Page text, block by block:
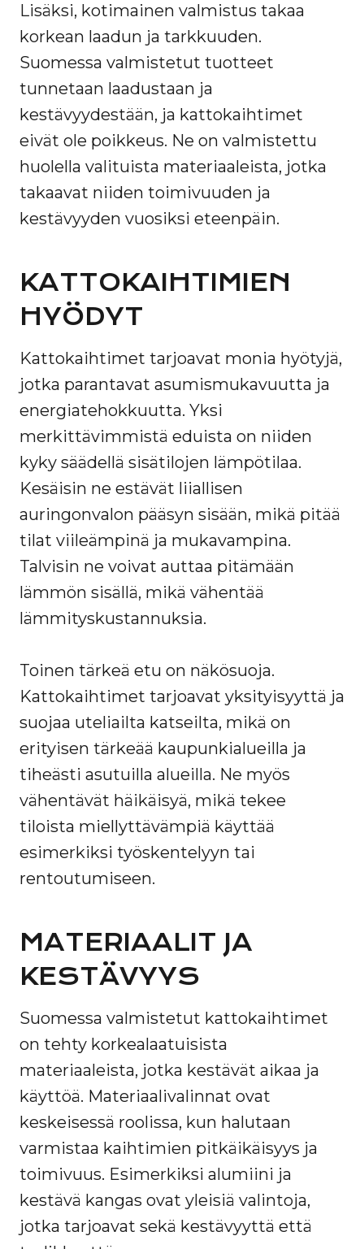
Lisäksi, kotimainen valmistus takaa
korkean laadun ja tarkkuuden.
Suomessa valmistetut tuotteet
tunnetaan laadustaan ja
kestävyydestään, ja kattokaihtimet
eivät ole poikkeus. Ne on valmistettu
huolella valituista materiaaleista, jotka
takaavat niiden toimivuuden ja
kestävyyden vuosiksi eteenpäin.
KATTOKAIHTIMIEN
HYÖDYT
Kattokaihtimet tarjoavat monia hyötyjä,
jotka parantavat asumismukavuutta ja
energiatehokkuutta. Yksi
merkittävimmistä eduista on niiden
kyky säädellä sisätilojen lämpötilaa.
Kesäisin ne estävät liiallisen
auringonvalon pääsyn sisään, mikä pitää
tilat viileämpinä ja mukavampina.
Talvisin ne voivat auttaa pitämään
lämmön sisällä, mikä vähentää
lämmityskustannuksia.
Toinen tärkeä etu on näkösuoja.
Kattokaihtimet tarjoavat yksityisyyttä ja
suojaa uteliailta katseilta, mikä on
erityisen tärkeää kaupunkialueilla ja
tiheästi asutuilla alueilla. Ne myös
vähentävät häikäisyä, mikä tekee
tiloista miellyttävämpiä käyttää
esimerkiksi työskentelyyn tai
rentoutumiseen.
MATERIAALIT JA
KESTÄVYYS
Suomessa valmistetut kattokaihtimet
on tehty korkealaatuisista
materiaaleista, jotka kestävät aikaa ja
käyttöä. Materiaalivalinnat ovat
keskeisessä roolissa, kun halutaan
varmistaa kaihtimien pitkäikäisyys ja
toimivuus. Esimerkiksi alumiini ja
kestävä kangas ovat yleisiä valintoja,
jotka tarjoavat sekä kestävyyttä että